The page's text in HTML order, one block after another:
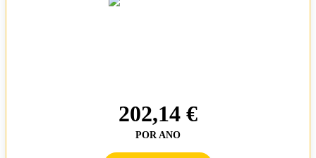
202,14 €
POR ANO